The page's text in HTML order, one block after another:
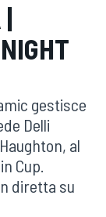
|
gestisce
Delli
al
Cup.
diretta su